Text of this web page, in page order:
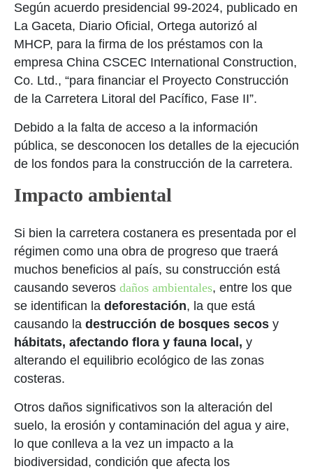
Según acuerdo presidencial 99-2024, publicado en
La Gaceta, Diario Oficial, Ortega autorizó al
MHCP, para la firma de los préstamos con la
empresa China CSCEC International Construction,
Co. Ltd., “para financiar el Proyecto Construcción
de la Carretera Litoral del Pacífico, Fase II”.
Debido a la falta de acceso a la información
pública, se desconocen los detalles de la ejecución
de los fondos para la construcción de la carretera.
Impacto ambiental
Si bien la carretera costanera es presentada por el
régimen como una obra de progreso que traerá
muchos beneficios al país, su construcción está
causando severos daños ambientales, entre los que
se identifican la deforestación, la que está
causando la destrucción de bosques secos y
hábitats, afectando flora y fauna local, y
alterando el equilibrio ecológico de las zonas
costeras.
Otros daños significativos son la alteración del
suelo, la erosión y contaminación del agua y aire,
lo que conlleva a la vez un impacto a la
biodiversidad, condición que afecta los